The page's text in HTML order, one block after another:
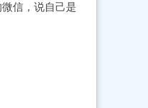
信，说自己是